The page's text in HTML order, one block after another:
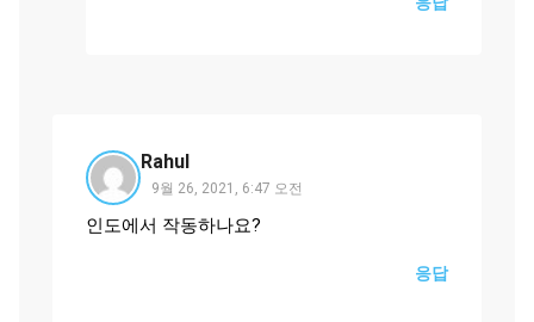
Rahul
9월 26, 2021, 6:47 오전
인도에서 작동하나요?
응답